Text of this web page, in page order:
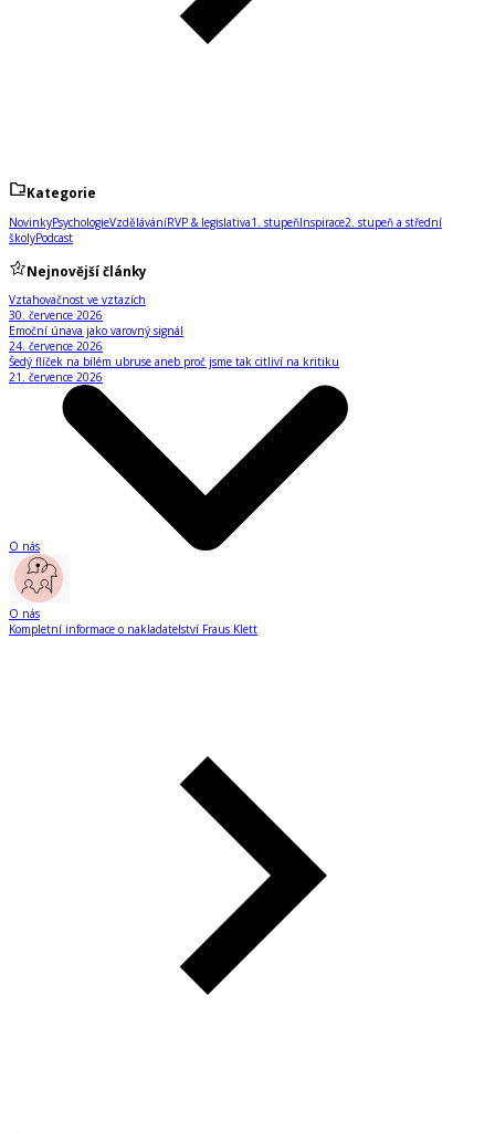
Kategorie
NovinkyPsychologieVzděláváníRVP & legislativa1. stupeňInspirace2. stupeň a střední
školyPodcast
Nejnovější články
Vztahovačnost ve vztazích
30. července 2026
Emoční únava jako varovný signál
24. července 2026
Šedý flíček na bílém ubruse aneb proč jsme tak citliví na kritiku
21. července 2026
O nás
O nás
Kompletní informace o nakladatelství Fraus Klett